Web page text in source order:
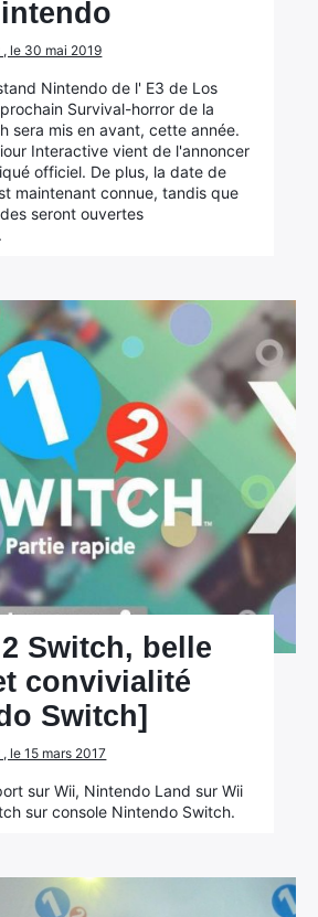
le 30 mai 2019
Nintendo de l' E3 de Los
Survival-horror de la
sera mis en avant, cette année.
Interactive vient de l'annoncer
officiel. De plus, la date de
maintenant connue, tandis que
seront ouvertes
Switch, belle
convivialité
Switch]
le 15 mars 2017
sur Wii, Nintendo Land sur Wii
sur console Nintendo Switch.